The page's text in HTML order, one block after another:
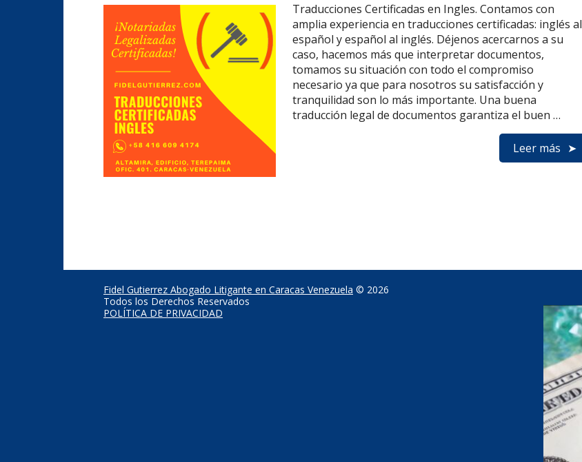
Traducciones Certificadas en Ingles. Contamos con
amplia experiencia en traducciones certificadas: inglés al
español y español al inglés. Déjenos acercarnos a su
caso, hacemos más que interpretar documentos,
tomamos su situación con todo el compromiso
necesario ya que para nosotros su satisfacción y
tranquilidad son lo más importante. Una buena
traducción legal de documentos garantiza el buen …
Leer más
Fidel Gutierrez Abogado Litigante en Caracas Venezuela © 2026
Todos los Derechos Reservados
POLÍTICA DE PRIVACIDAD